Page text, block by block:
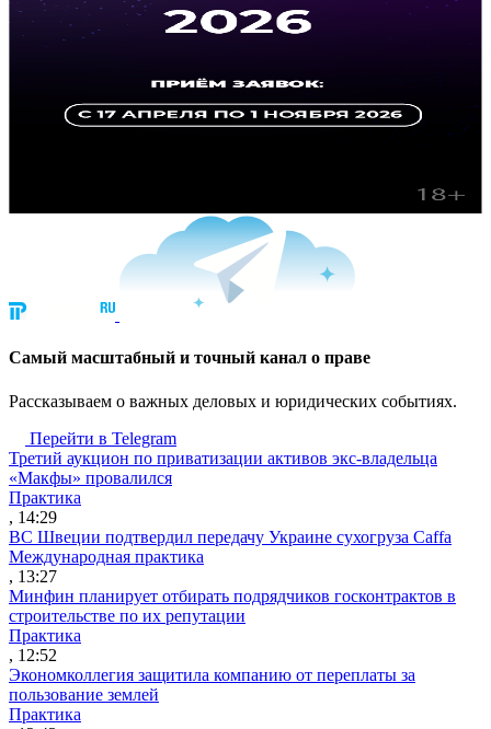
Cамый масштабный и точный канал о праве
Рассказываем о важных деловых и юридических событиях.
Перейти в Telegram
Третий аукцион по приватизации активов экс-владельца
«Макфы» провалился
Практика
, 14:29
ВС Швеции подтвердил передачу Украине сухогруза Caffa
Международная практика
, 13:27
Минфин планирует отбирать подрядчиков госконтрактов в
строительстве по их репутации
Практика
, 12:52
Экономколлегия защитила компанию от переплаты за
пользование землей
Практика